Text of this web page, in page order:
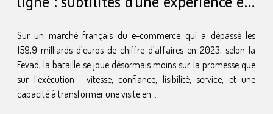
Sur un marché français du e-commerce qui a dépassé les
159,9 milliards d’euros de chiffre d’affaires en 2023, selon la
Fevad, la bataille se joue désormais moins sur la promesse que
sur l’exécution : vitesse, confiance, lisibilité, service, et une
capacité à transformer une visite en...